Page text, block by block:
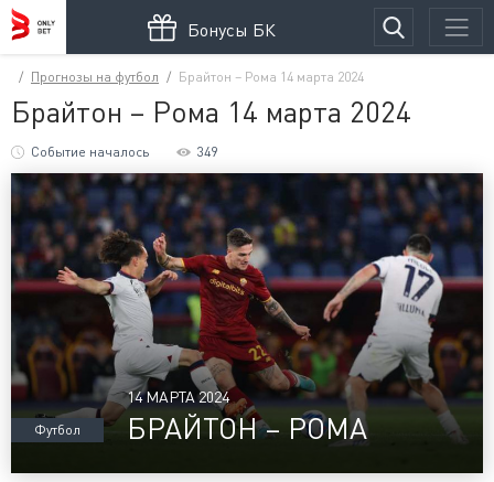
Бонусы БК
Прогнозы на футбол Брайтон – Рома 14 марта 2024
Брайтон – Рома 14 марта 2024
Событие началось 349
Футбол
14 МАРТА 2024
БРАЙТОН – РОМА